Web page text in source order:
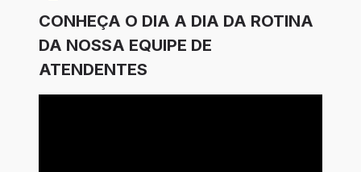
CONHEÇA O DIA A DIA DA ROTINA
DA NOSSA EQUIPE DE
ATENDENTES